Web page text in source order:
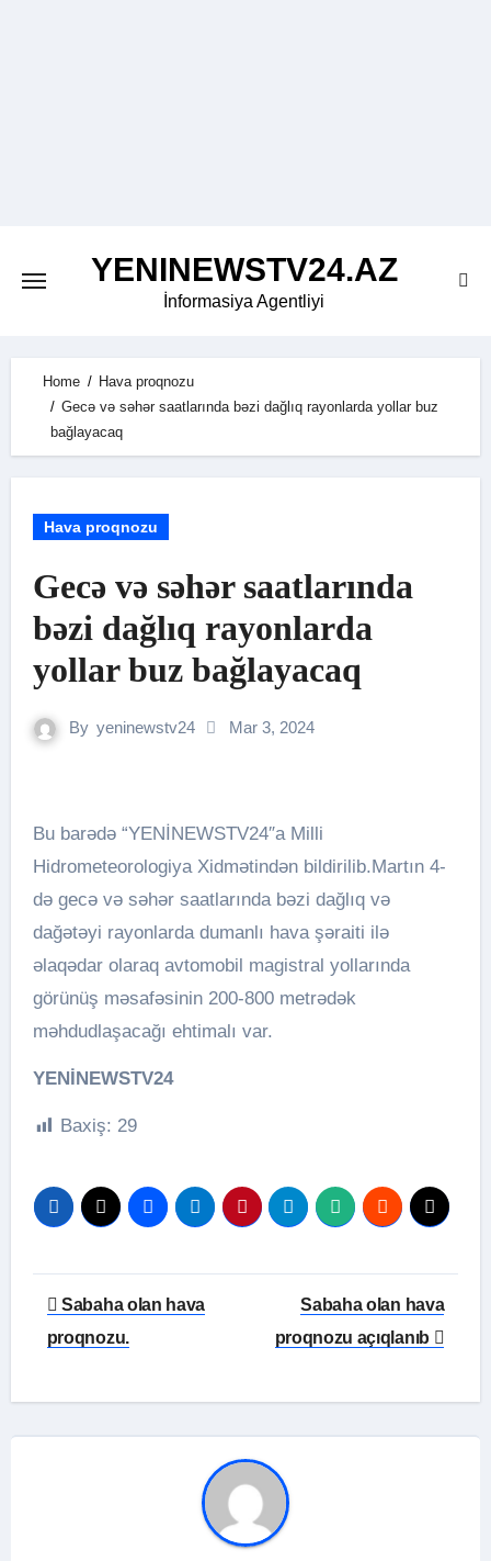
YENINEWSTV24.AZ
İnformasiya Agentliyi
Home
Hava proqnozu
Gecə və səhər saatlarında bəzi dağlıq rayonlarda yollar buz
bağlayacaq
Hava proqnozu
Gecə və səhər saatlarında
bəzi dağlıq rayonlarda
yollar buz bağlayacaq
By yeninewstv24 Mar 3, 2024
Bu barədə “YENİNEWSTV24″a Milli
Hidrometeorologiya Xidmətindən bildirilib.Martın 4-
də gecə və səhər saatlarında bəzi dağlıq və
dağətəyi rayonlarda dumanlı hava şəraiti ilə
əlaqədar olaraq avtomobil magistral yollarında
görünüş məsafəsinin 200-800 metrədək
məhdudlaşacağı ehtimalı var.
YENİNEWSTV24
Baxiş: 29
Yazı
naviqasiyası
Sabaha olan hava
proqnozu.
Sabaha olan hava
proqnozu açıqlanıb